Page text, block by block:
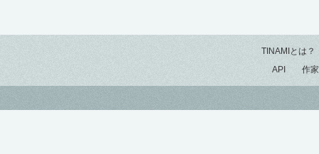
TINAMIとは？
API
作